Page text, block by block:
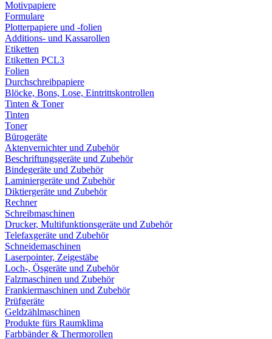
Motivpapiere
Formulare
Plotterpapiere und -folien
Additions- und Kassarollen
Etiketten
Etiketten PCL3
Folien
Durchschreibpapiere
Blöcke, Bons, Lose, Eintrittskontrollen
Tinten & Toner
Tinten
Toner
Bürogeräte
Aktenvernichter und Zubehör
Beschriftungsgeräte und Zubehör
Bindegeräte und Zubehör
Laminiergeräte und Zubehör
Diktiergeräte und Zubehör
Rechner
Schreibmaschinen
Drucker, Multifunktionsgeräte und Zubehör
Telefaxgeräte und Zubehör
Schneidemaschinen
Laserpointer, Zeigestäbe
Loch-, Ösgeräte und Zubehör
Falzmaschinen und Zubehör
Frankiermaschinen und Zubehör
Prüfgeräte
Geldzählmaschinen
Produkte fürs Raumklima
Farbbänder & Thermorollen